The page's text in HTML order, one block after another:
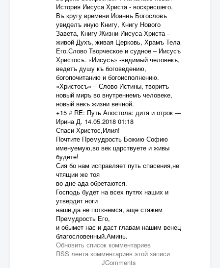
История Иисуса Христа - воскресшего.
Въ кругу времени Иоаннъ Богословъ
увиделъ иную Книгу, Книгу Нового
Завета, Книгу Жизни Иисуса Христа –
живой Духъ, живая Церковь, Храмъ Тела
Его.Слово Творческое и судное – Иисусъ
Христосъ. «Иисусъ» -видимый человекъ,
ведетъ душу къ боговедению,
богопочитанию и богоисполнению.
«Христосъ» – Слово Истины, творитъ
новый миръ во внутреннемъ человеке,
новый векъ жизни вечной.
+15 # RE: Путь Апостола: дитя и отрок—
Ирина Д. 14.05.2018 01:18
Спаси Христос,Илия!
Почтите Премудрость Божию Софию
именуемую,во век царствуете и живы
будете!
Сия бо нам исправляет путь спасения,не
чтящии же тоя
во дне ада обретаются.
Господь будет на всех путях наших и
утвердит ноги
наши,да не поткнемся, аще стяжем
Премудрость Его,
и обымет нас и даст главам нашим венец
благословенный.Аминь.
Обновить список комментариев
RSS лента комментариев этой записи
JComments